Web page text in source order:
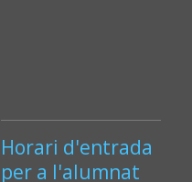
Horari d'entrada
per a l'alumnat